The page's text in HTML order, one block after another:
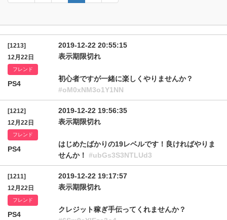
[1213]
12月22日
フレンド
PS4
2019-12-22 20:55:15
表示期限切れ
初心者ですが一緒に楽しくやりませんか？
#oM0xNM3o1Y1NN
[1212]
12月22日
フレンド
PS4
2019-12-22 19:56:35
表示期限切れ
はじめたばかりの19レベルです！良ければやりま
せんか！ #ubGs3S3NTLUd3
[1211]
12月22日
フレンド
PS4
2019-12-22 19:17:57
表示期限切れ
クレジット稼ぎ手伝ってくれませんか？